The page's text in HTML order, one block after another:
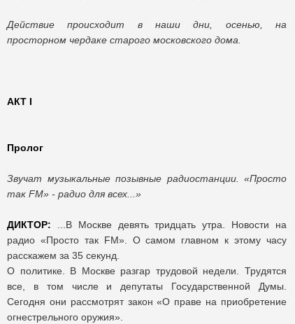
Действие происходит в наши дни, осенью, на
просторном чердаке старого московского дома.
АКТ I
Пролог
Звучат музыкальные позывные радиостанции. «Просто
так FM» - радио для всех...»
ДИКТОР: ...В Москве девять тридцать утра. Новости на
радио «Просто так FM». О самом главном к этому часу
расскажем за 35 секунд.
О политике. В Москве разгар трудовой недели. Трудятся
все, в том числе и депутаты Государственной Думы.
Сегодня они рассмотрят закон «О праве на приобретение
огнестрельного оружия».